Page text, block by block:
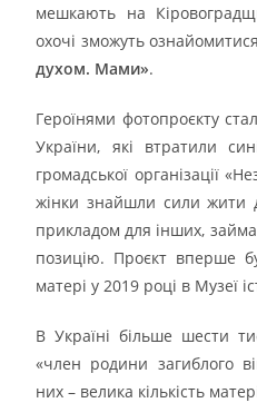
мешкають на
охочі зможуть
духом. Мами».
Героїнями фотопроєкту
України, які втратили
громадської організації
жінки знайшли сили жити
прикладом для інших,
позицію. Проєкт вперше
матері у 2019 році в Музеї
В Україні більше шести
«член родини загиблого
них – велика кількість